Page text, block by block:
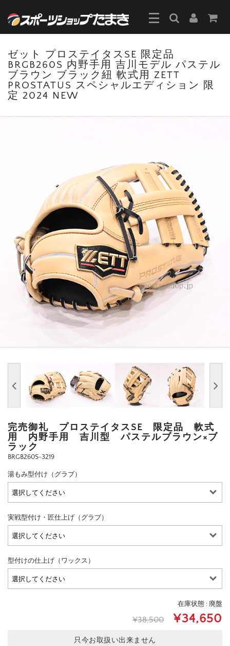
ゼット プロステイタスSE 限定品
BRGB260S 内野手用 吉川モデル パステル
ブラウン ブラック紐 軟式用 ZETT
PROSTATUS スペシャルエディション 限
定 2024 NEW
完売御礼 プロステイタスSE 限定品 軟式
用 内野手用 吉川型 パステルブラウン×ブ
ラック
BRGB260S-3219
湯もみ型付け（グラブ）
実戦型付け・匠仕上げ（グラブ）
型付けの仕上げ（ワックス）
在庫状態 : 廃盤
¥38,500 ¥34,650
只今お取扱い出来ません